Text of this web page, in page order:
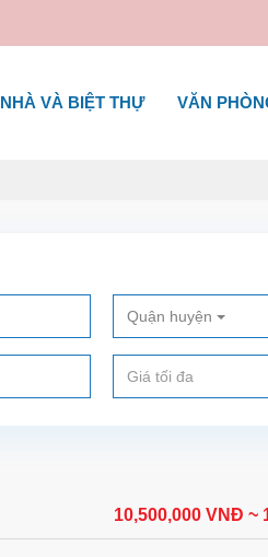
NHÀ VÀ BIỆT THỰ VĂN
Quận huyện
10,500,000 VNĐ ~